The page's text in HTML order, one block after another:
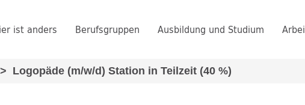
ist anders Berufsgruppen Ausbildung und Studium
> Logopäde (m/w/d) Station in Teilzeit (40 %)